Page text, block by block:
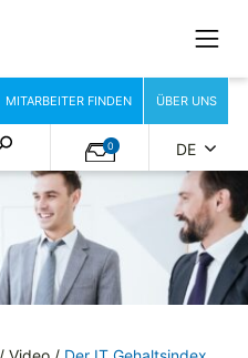
MITARBEITER FINDEN ÜBER UNS
0 DE